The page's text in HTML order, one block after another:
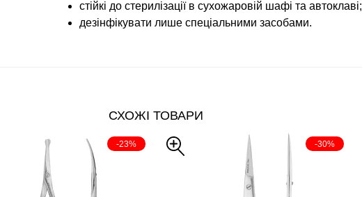
стійкі до стерилізації в сухожаровій шафі та автоклаві;
дезінфікувати лише спеціальними засобами.
СХОЖІ ТОВАРИ
-23% -30%